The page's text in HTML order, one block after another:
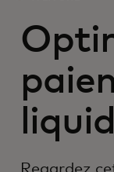
Regardez